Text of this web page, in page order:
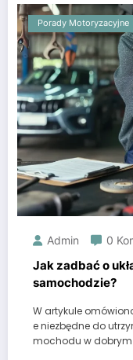
Porady Motoryzacyjne
Admin 0
Jak zadbać o
samochodzie?
W artykule
e niezbędne do
mochodu w dobrym